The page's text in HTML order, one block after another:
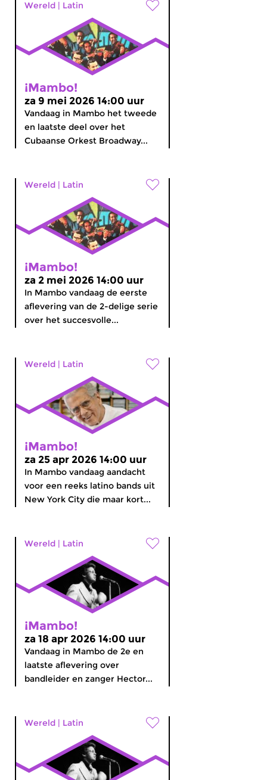
Wereld | Latin
¡Mambo!
za 9 mei 2026 14:00 uur
Vandaag in Mambo het tweede
en laatste deel over het
Cubaanse Orkest Broadway...
Wereld | Latin
¡Mambo!
za 2 mei 2026 14:00 uur
In Mambo vandaag de eerste
aflevering van de 2-delige serie
over het succesvolle...
Wereld | Latin
¡Mambo!
za 25 apr 2026 14:00 uur
In Mambo vandaag aandacht
voor een reeks latino bands uit
New York City die maar kort...
Wereld | Latin
¡Mambo!
za 18 apr 2026 14:00 uur
Vandaag in Mambo de 2e en
laatste aflevering over
bandleider en zanger Hector...
Wereld | Latin